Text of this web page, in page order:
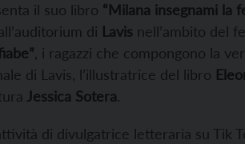
il suo libro “Milana insegnami la
di Lavis nell’ambito del
, i ragazzi che compongono la
di Lavis, l’illustratrice del libro
Jessica Sotera.
di divulgatrice letteraria su Tik